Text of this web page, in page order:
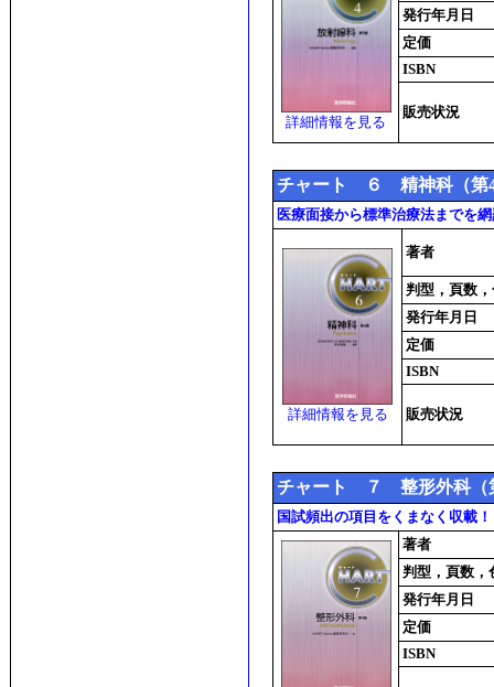
詳細情報を見る
発行年月日
定価
ISBN
販売状況
チャート ６ 精神科（第
医療面接から標準治療法までを
詳細情報を見る
著者
判型，頁数
発行年月日
定価
ISBN
販売状況
チャート ７ 整形外科（
国試頻出の項目をくまなく収載
著者
判型，頁数，
発行年月日
定価
ISBN